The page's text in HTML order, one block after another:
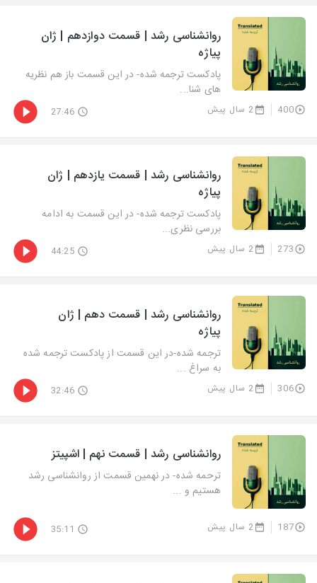
روانشناسی رشد | قسمت دوازدهم | ژان
پیاژه
پادکست ترجمه شده- در این قسمت باز هم نظریه
های شنا...
400 2 سال پیش 27:46
روانشناسی رشد | قسمت یازدهم | ژان
پیاژه
پادکست ترجمه شده- در این قسمت به ادامه
بررسی نظری...
273 2 سال پیش 44:25
روانشناسی رشد | قسمت دهم | ژان
پیاژه
ترجمه شده-در این قسمت از پادکست ترجمه شده
به سراغ ...
306 2 سال پیش 32:46
روانشناسی رشد | قسمت نهم | اشپیتز
ترحمه شده- در نهمین قسمت از روانشناسی رشد
هستیم و ...
187 2 سال پیش 35:11